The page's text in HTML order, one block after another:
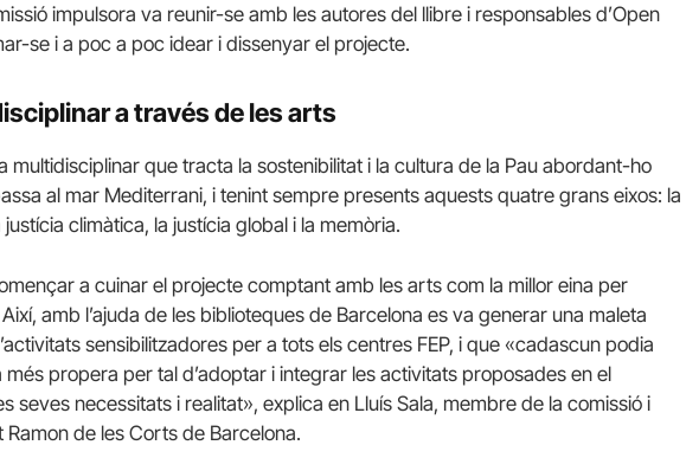
impulsora va reunir-se amb les autores del llibre i responsables d’Open
se i a poc a poc idear i dissenyar el projecte.
a través de les arts
multidisciplinar que tracta la sostenibilitat i la cultura de la Pau abordant-ho
al mar Mediterrani, i tenint sempre presents aquests quatre grans eixos: la
climàtica, la justícia global i la memòria.
a cuinar el projecte comptant amb les arts com la millor eina per
amb l’ajuda de les biblioteques de Barcelona es va generar una maleta
sensibilitzadores per a tots els centres FEP, i que «cadascun podia
propera per tal d’adoptar i integrar les activitats proposades en el
seves necessitats i realitat», explica en Lluís Sala, membre de la comissió i
Ramon de les Corts de Barcelona.